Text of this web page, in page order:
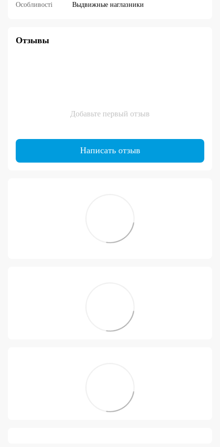
Особливості Выдвижные наглазники
Отзывы
Добавьте первый отзыв
Написать отзыв